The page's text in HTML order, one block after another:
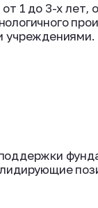
1 до 3-х лет,
учреждениями.